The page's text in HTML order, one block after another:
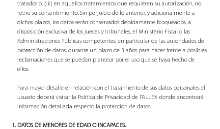
tratados o, (iii) en aquellos tratamientos que requieren su autorización, no
retire su consentimiento. Sin perjuicio de lo anterior, y adicionalmente a
dichos plazos, los datos serán conservados debidamente bloqueados, a
disposición exclusiva de los jueces y tribunales, el Ministerio Fiscal o las
Administraciones Públicas competentes, en particular de las autoridades de
protección de datos, durante un plazo de 3 años para hacer frente a posibles
reclamaciones que se puedan plantear por el uso que se haya hecho de
ellos.
Para mayor detalle en relación con el tratamiento de sus datos personales el
usuario deberá visitar la Política de Privacidad de PALLEX donde encontrará
información detallada respecto la protección de datos.
DATOS DE MENORES DE EDAD O INCAPACES.